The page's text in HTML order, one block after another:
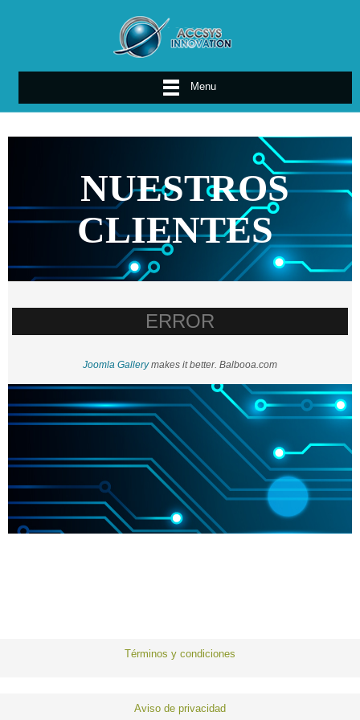
Menu
NUESTROS
CLIENTES
ERROR
Joomla Gallerymakes it better. Balbooa.com
Términos y condiciones
Aviso de privacidad